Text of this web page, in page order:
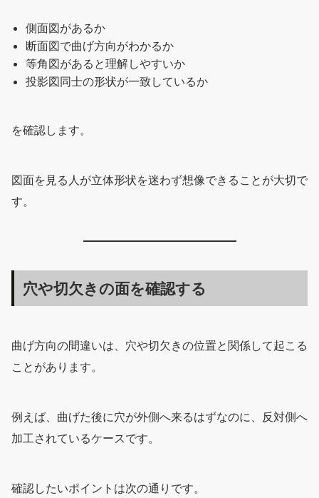
側面図があるか
断面図で曲げ方向がわかるか
等角図があると理解しやすいか
投影図同士の形状が一致しているか
を確認します。
図面を見る人が立体形状を迷わず想像できることが大切で
す。
穴や切欠きの面を確認する
曲げ方向の間違いは、穴や切欠きの位置と関係して起こる
ことがあります。
例えば、曲げた後に穴が外側へ来るはずなのに、反対側へ
加工されているケースです。
確認したいポイントは次の通りです。